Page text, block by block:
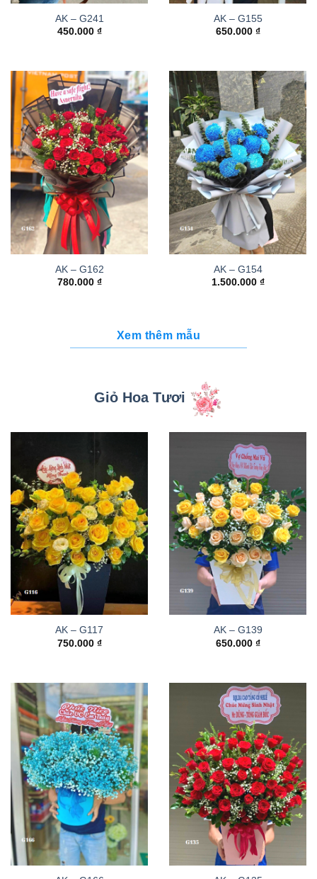
AK – G241
450.000 ₫
AK – G155
650.000 ₫
AK – G162
780.000 ₫
AK – G154
1.500.000 ₫
Xem thêm mẫu
Giỏ Hoa Tươi
AK – G117
750.000 ₫
AK – G139
650.000 ₫